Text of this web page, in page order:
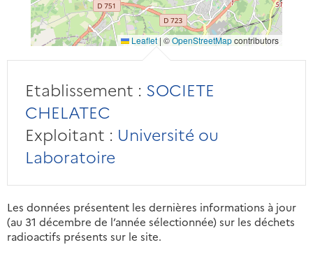
Leaflet | ©OpenStreetMapcontributors
Etablissement : SOCIETE
CHELATEC
Exploitant : Université ou
Laboratoire
Les données présentent les dernières informations à jour
(au 31 décembre de l’année sélectionnée) sur les déchets
radioactifs présents sur le site.